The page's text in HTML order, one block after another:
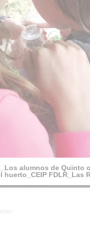
12
insectos del
FDLR_Las
alumnos
los
17
de Quinto
insectos del
FDLR_Las
alumnos
de Quinto
insectos del
FDLR_Las
observan
lasrozas